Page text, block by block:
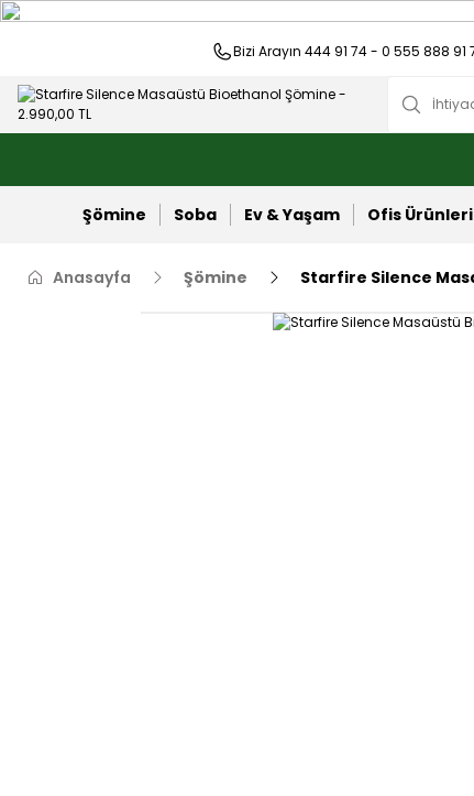
Bizi Arayın 444 91 74 - 0 555 888 91
Şömine Soba Ev & Yaşam Ofis Ürünleri
Anasayfa Şömine Starfire Silence